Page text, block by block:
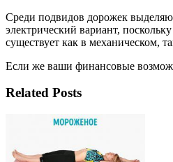
Среди подвидов дорожек
электрический вариант,
существует как в механическом,
Если же ваши финансовые
Related Posts